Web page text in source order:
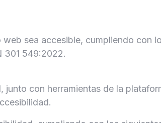
sea accesible, cumpliendo con
301 549:2022.
, junto con herramientas de la